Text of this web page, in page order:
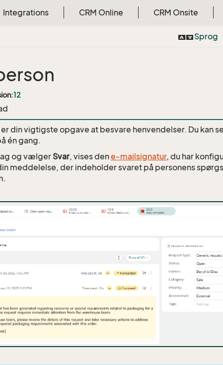
Integrations CRM Online CRM Onsite
Sprog
12
din vigtigste opgave at besvare henvendelser. Du kan
én gang.
og vælgerSvar, vises dene-mailsignatur, du har
meddelelse, der indeholder svaret på personens